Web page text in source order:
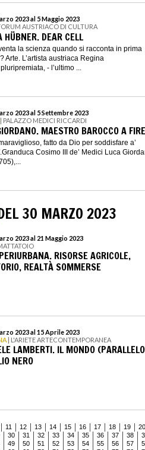
2023 al 5 Maggio 2023
AUSTRIACO DI CULTURA
HÜBNER. DEAR CELL
la scienza quando si racconta in prima
Arte. L’artista austriaca Regina
- l’ultimo ...
2023 al 5 Settembre 2023
| PALAZZO MEDICI RICCARDI
MAESTRO BAROCCO A
fatto da Dio per soddisfare a’
Cosimo III de’ Medici Luca
30 MARZO 2023
2023 al 21 Maggio 2023
RISORSE AGRICOLE,
REALTÀ SOMMERSE
2023 al 15 Aprile 2023
| L'ARIETE ARTECONTEMPORANEA
LAMBERTI. IL MONDO
NERO
11 12 13 14 15 16 17 18 19
20
30 31 32 33 34 35 36 37 38
49 50 51 52 53 54 55 56 57